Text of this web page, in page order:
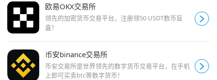
欧易OKX交易所
领先的加密货币交易平台，注册领50 USDT数币盲
盒！
币安binance交易所
币安交易所是世界领先的数字货币交易平台，在手机
上即可买卖btc等数字货币！